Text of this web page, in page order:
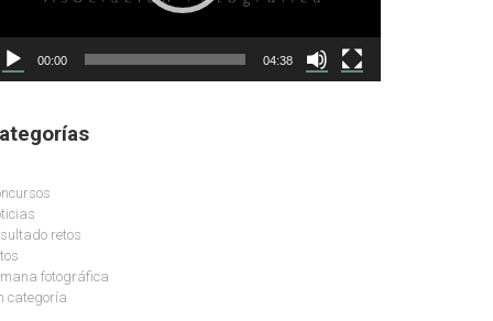
00:00 04:38
retos
fotográfica
categoría